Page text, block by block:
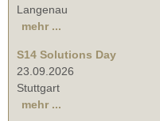
Langenau
mehr ...
S14 Solutions Day
23.09.2026
Stuttgart
mehr ...